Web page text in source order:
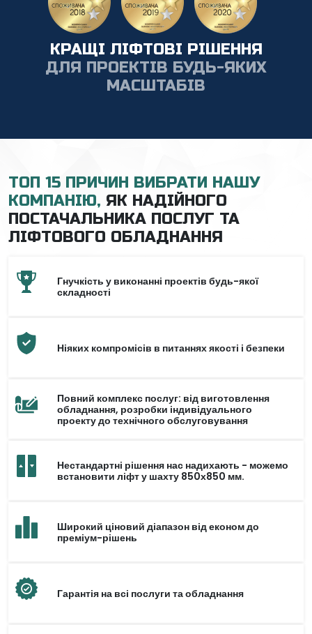
КРАЩІ ЛІФТОВІ РІШЕННЯ
ДЛЯ ПРОЕКТІВ БУДЬ-ЯКИХ
МАСШТАБІВ
ТОП 15 ПРИЧИН ВИБРАТИ НАШУ
КОМПАНІЮ, ЯК НАДІЙНОГО
ПОСТАЧАЛЬНИКА ПОСЛУГ ТА
ЛІФТОВОГО ОБЛАДНАННЯ
Гнучкість у виконанні проектів будь-якої
складності
Ніяких компромісів в питаннях якості і безпеки
Повний комплекс послуг: від виготовлення
обладнання, розробки індивідуального
проекту до технічного обслуговування
Нестандартні рішення нас надихають - можемо
встановити ліфт у шахту 850х850 мм.
Широкий ціновий діапазон від економ до
преміум-рішень
Гарантія на всі послуги та обладнання